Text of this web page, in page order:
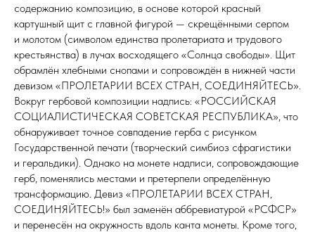
содержанию композицию, в основе которой красный
картушный щит с главной фигурой — скрещёнными серпом
и молотом (символом единства пролетариата и трудового
крестьянства) в лучах восходящего «Солнца свободы». Щит
обрамлён хлебными снопами и сопровождён в нижней части
девизом «ПРОЛЕТАРИИ ВСЕХ СТРАН, СОЕДИНЯЙТЕСЬ».
Вокруг гербовой композиции надпись: «РОССИЙСКАЯ
СОЦИАЛИСТИЧЕСКАЯ СОВЕТСКАЯ РЕСПУБЛИКА», что
обнаруживает точное совпадение герба с рисунком
Государственной печати (творческий симбиоз сфрагистики
и геральдики). Однако на монете надписи, сопровождающие
герб, поменялись местами и претерпели определённую
трансформацию. Девиз «ПРОЛЕТАРИИ ВСЕХ СТРАН,
СОЕДИНЯЙТЕСЬ!» был заменён аббревиатурой «РСФСР»
и перенесён на окружность вдоль канта монеты. Кроме того,